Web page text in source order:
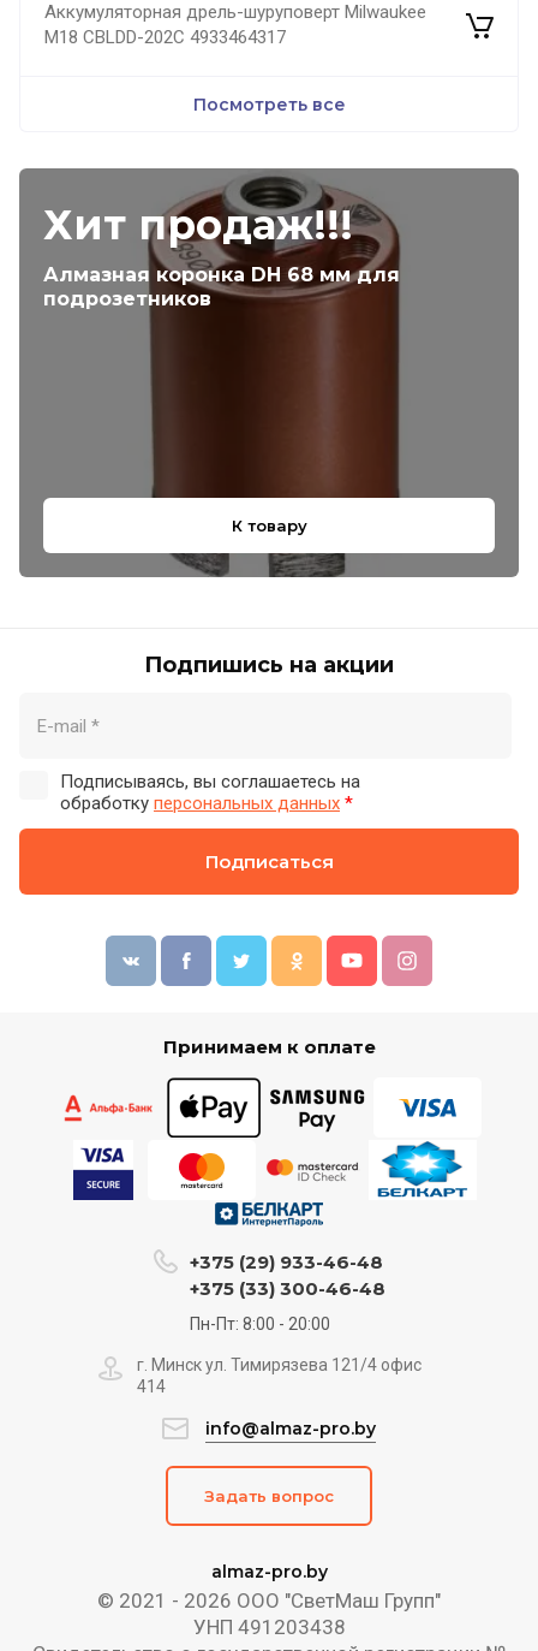
Аккумуляторная дрель-шуруповерт Milwaukee
M18 CBLDD-202C 4933464317
Посмотреть все
Хит продаж!!!
Алмазная коронка DH 68 мм для
подрозетников
К товару
Подпишись на акции
Подписываясь, вы соглашаетесь на
обработку персональных данных *
Подписаться
Принимаем к оплате
almaz-pro.by
© 2021 - 2026 ООО "СветМаш Групп"
УНП 491203438
+375 (29) 933-46-48
+375 (33) 300-46-48
Пн-Пт: 8:00 - 20:00
г. Минск ул. Тимирязева 121/4 офис
414
info@almaz-pro.by
Задать вопрос